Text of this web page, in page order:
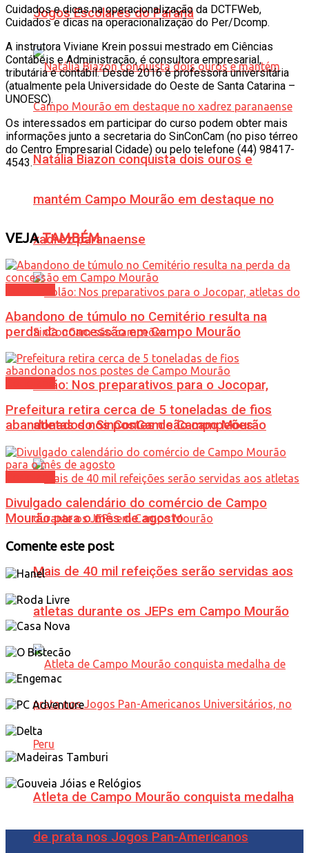
Jogos Escolares do Paraná
Natália Biazon conquista dois ouros e
mantém Campo Mourão em destaque no
xadrez paranaense
Bolão: Nos preparativos para o Jocopar,
atletas do SinConCam são campeões
Mais de 40 mil refeições serão servidas aos
atletas durante os JEPs em Campo Mourão
Atleta de Campo Mourão conquista medalha
de prata nos Jogos Pan-Americanos
Cuidados e dicas na operacionalização da DCTFWeb,
Cuidados e dicas na operacionalização do Per/Dcomp.
A instrutora Viviane Krein possui mestrado em Ciências
Contábeis e Administração, é consultora empresarial,
tributária e contábil. Desde 2016 é professora universitária
(atualmente pela Universidade do Oeste de Santa Catarina –
UNOESC).
Os interessados em participar do curso podem obter mais
informações junto a secretaria do SinConCam (no piso térreo
do Centro Empresarial Cidade) ou pelo telefone (44) 98417-
4543.
VEJATAMBÉM
Abandono de túmulo no Cemitério resulta na
perda da concessão em Campo Mourão
Prefeitura retira cerca de 5 toneladas de fios
abandonados nos postes de Campo Mourão
Divulgado calendário do comércio de Campo
Mourão para o mês de agosto
Comente este post